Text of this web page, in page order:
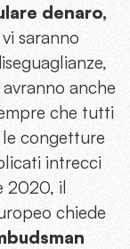
denaro,
saranno
anche
che tutti
le congetture
intrecci
2020, il
chiede